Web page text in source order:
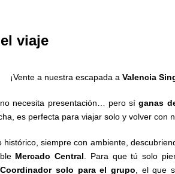
viaje
¡Vente a nuestra escapada a Valencia
necesita presentación… pero síganas
es perfecta para viajar solo y volver con
histórico, siempre con ambiente,
Mercado Central . Para que tú solo
Coordinador solo para el grupo , el que